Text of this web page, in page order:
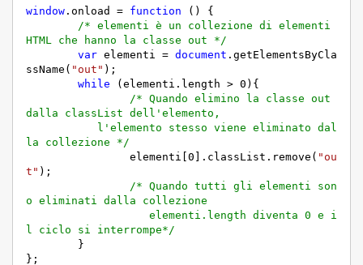
window .onload = function ( ) {
/* elementi è un collezione di elementi
HTML che hanno la classe out */
var elementi = document .getElementsByCla
ssName( "out" );
while (elementi.length > 0 ){
/* Quando elimino la classe out
dalla classList dell'elemento,
la collezione */
		elementi[
0 ].classList.remove( "ou
t" );
/* Quando tutti gli elementi son
o eliminati dalla collezione
l ciclo si interrompe*/